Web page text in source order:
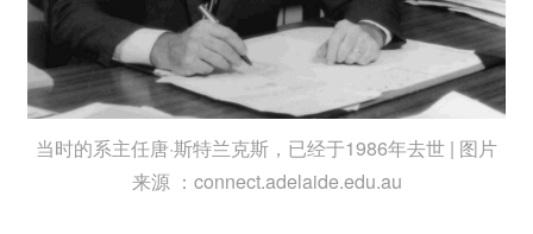
当时的系主任唐·斯特兰克斯，已经于1986年去世 | 图片
来源 ：connect.adelaide.edu.au